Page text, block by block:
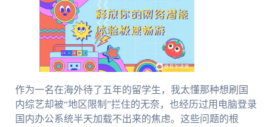
作为一名在海外待了五年的留学生，我太懂那种想刷国
内综艺却被“地区限制”拦住的无奈，也经历过用电脑登录
国内办公系统半天加载不出来的焦虑。这些问题的根